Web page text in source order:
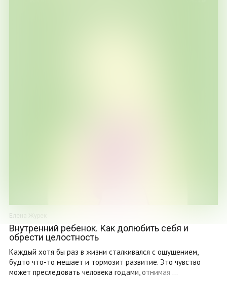
Елена Журек
Внутренний ребенок. Как долюбить себя и
обрести целостность
Каждый хотя бы раз в жизни сталкивался с ощущением,
будто что-то мешает и тормозит развитие. Это чувство
может преследовать человека годами, отнимая ...